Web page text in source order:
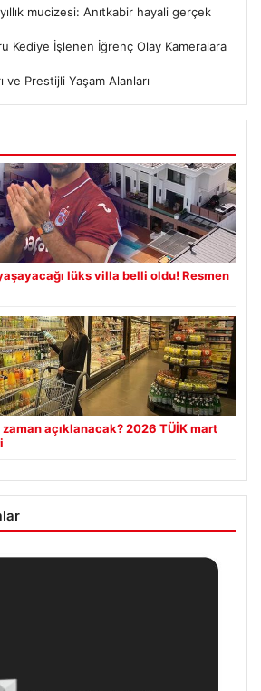
mucizesi: Anıtkabir hayali gerçek
Kediye İşlenen İğrenç Olay Kameralara
ve Prestijli Yaşam Alanları
yaşayacağı lüks villa belli oldu! Resmen
açıklanacak? 2026 TÜİK mart